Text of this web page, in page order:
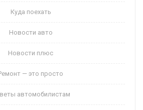
Куда поехать
Новости авто
Новости плюс
— это просто
автомобилистам